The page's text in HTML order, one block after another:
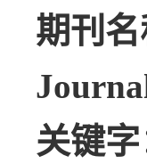
期刊名
关键字